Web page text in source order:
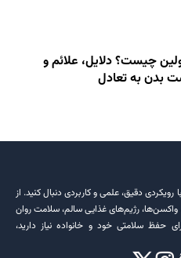
چیست؟ دلایل، علائم و
بدن به تعادل
دقیق، علمی و کاربردی دنبال کنید. از
واکسن‌ها، رژیم‌های غذایی سالم، سلامت روان
حفظ سلامتی خود و خانواده نیاز دارید،